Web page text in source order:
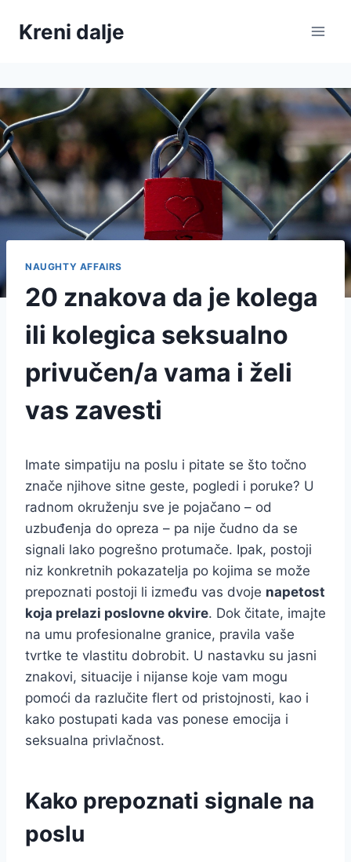
Kreni dalje
NAUGHTY AFFAIRS
20 znakova da je kolega
ili kolegica seksualno
privučen/a vama i želi
vas zavesti
Imate simpatiju na poslu i pitate se što točno
znače njihove sitne geste, pogledi i poruke? U
radnom okruženju sve je pojačano – od
uzbuđenja do opreza – pa nije čudno da se
signali lako pogrešno protumače. Ipak, postoji
niz konkretnih pokazatelja po kojima se može
prepoznati postoji li između vas dvoje napetost
koja prelazi poslovne okvire. Dok čitate, imajte
na umu profesionalne granice, pravila vaše
tvrtke te vlastitu dobrobit. U nastavku su jasni
znakovi, situacije i nijanse koje vam mogu
pomoći da razlučite flert od pristojnosti, kao i
kako postupati kada vas ponese emocija i
seksualna privlačnost.
Kako prepoznati signale na
poslu